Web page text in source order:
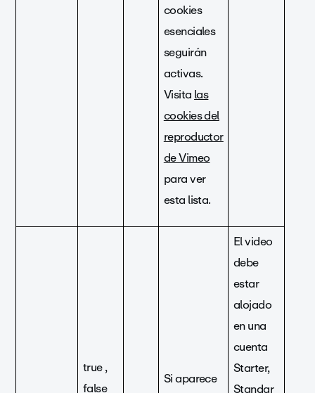
cookies
esenciales
seguirán
activas.
Visitalas
cookies del
reproductor
de Vimeo
para ver
esta lista.
true ,
false
Si aparece
El video
debe
estar
alojado
en una
cuenta
Starter,